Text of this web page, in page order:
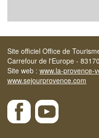
Site officiel Office de
Carrefour de l'Europe -
Site web : www.la-provence-
www.sejourprovence.com